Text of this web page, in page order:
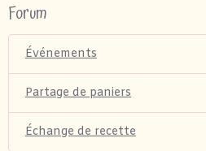
Forum
Événements
Partage de paniers
Échange de recette